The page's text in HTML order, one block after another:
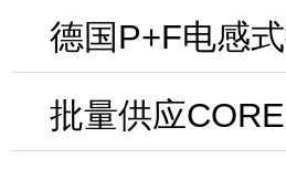
德国P+F电感
批量供应